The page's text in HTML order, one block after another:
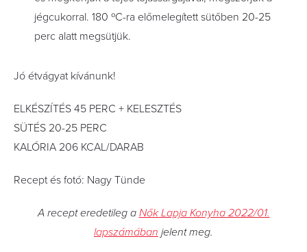
jégcukorral. 180 ºC-ra előmelegített sütőben 20-25
perc alatt megsütjük.
Jó étvágyat kívánunk!
ELKÉSZÍTÉS 45 PERC + KELESZTÉS
SÜTÉS 20-25 PERC
KALÓRIA 206 KCAL/DARAB
Recept és fotó: Nagy Tünde
A recept eredetileg a Nők Lapja Konyha 2022/01.
lapszámában jelent meg.